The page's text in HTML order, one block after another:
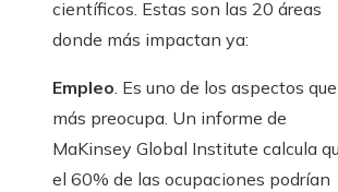
científicos. Estas son las 20 áreas
donde más impactan ya:
Empleo. Es uno de los aspectos que
más preocupa. Un informe de
MaKinsey Global Institute calcula
el 60% de las ocupaciones podrían